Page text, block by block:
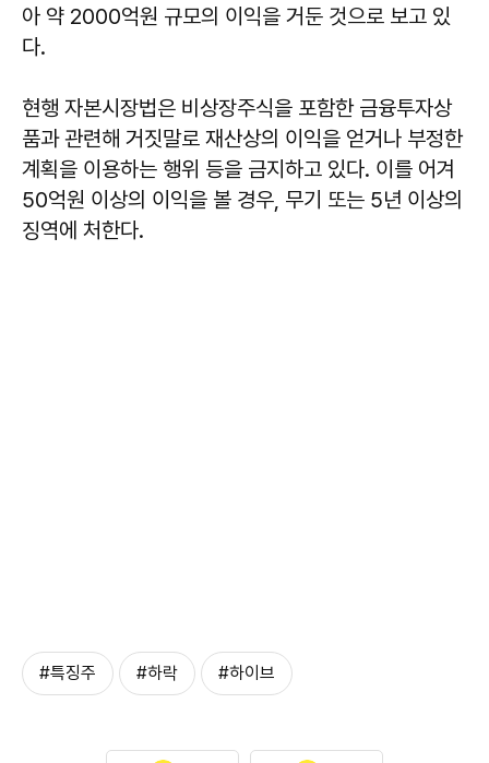
아 약 2000억원 규모의 이익을 거둔 것으로 보고 있
다.
현행 자본시장법은 비상장주식을 포함한 금융투자상
품과 관련해 거짓말로 재산상의 이익을 얻거나 부정한
계획을 이용하는 행위 등을 금지하고 있다. 이를 어겨
50억원 이상의 이익을 볼 경우, 무기 또는 5년 이상의
징역에 처한다.
#특징주 #하락 #하이브